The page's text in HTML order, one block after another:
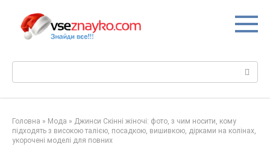
вмісту
Головна » Мода » Джинси Скінні жіночі: фото, з чим носити, кому
підходять з високою талією, посадкою, вишивкою, дірками на колінах,
укорочені моделі для повних